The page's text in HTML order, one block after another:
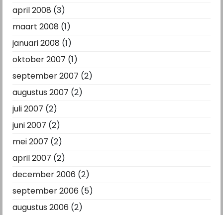
april 2008 (3)
maart 2008 (1)
januari 2008 (1)
oktober 2007 (1)
september 2007 (2)
augustus 2007 (2)
juli 2007 (2)
juni 2007 (2)
mei 2007 (2)
april 2007 (2)
december 2006 (2)
september 2006 (5)
augustus 2006 (2)